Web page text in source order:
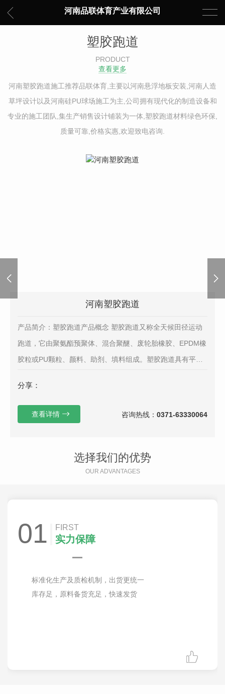
河南品联体育产业有限公司
塑胶跑道
PRODUCT
查看更多
河南塑胶跑道施工推荐品联体育,主要以河南悬浮地板安装,河南人造
草坪设计以及河南硅PU球场施工为主,公司拥有现代化的制造设备和
专业的施工团队,集生产销售设计铺装为一体,塑胶跑道材料绿色环保,
质量可靠,价格实惠,欢迎致电咨询.
河南塑胶跑道
产品简介：塑胶跑道产品概念 塑胶跑道又称全天候田径运动
跑道，它由聚氨酯预聚体、混合聚醚、废轮胎橡胶、EPDM橡
胶粒或PU颗粒、颜料、助剂、填料组成。塑胶跑道具有平整
分享：
查看详情 咨询热线： 0371-63330064
选择我们的优势
OUR ADVANTAGES
01 FIRST
实力保障
标准化生产及质检机制，出货更统一
库存足，原料备货充足，快速发货